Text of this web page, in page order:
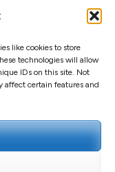
like cookies to store
technologies will allow
IDs on this site. Not
affect certain features and
L’outils peut
le tri dans